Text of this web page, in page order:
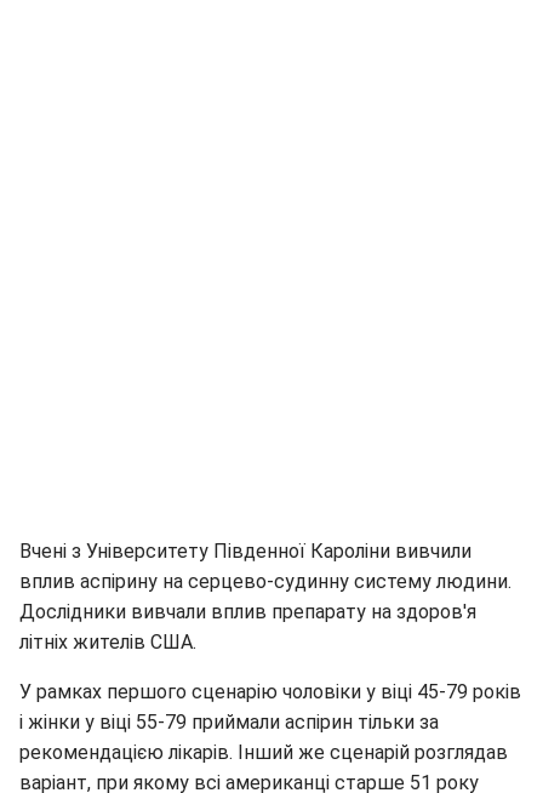
Вчені з Університету Південної Кароліни вивчили
вплив аспірину на серцево-судинну систему людини.
Дослідники вивчали вплив препарату на здоров'я
літніх жителів США.
У рамках першого сценарію чоловіки у віці 45-79 років
і жінки у віці 55-79 приймали аспірин тільки за
рекомендацією лікарів. Інший же сценарій розглядав
варіант, при якому всі американці старше 51 року